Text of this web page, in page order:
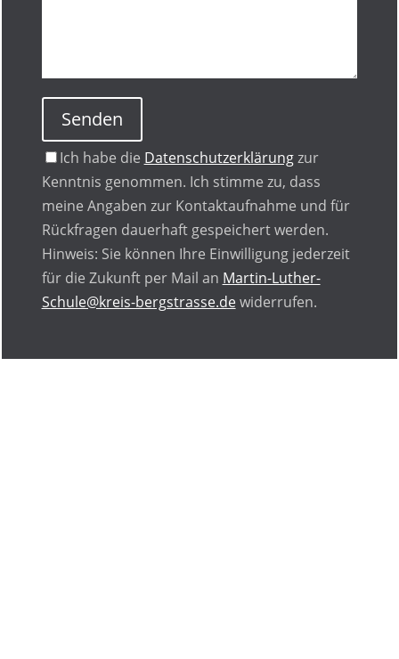
Senden
Ich habe die Datenschutzerklärungzur
Kenntnis genommen. Ich stimme zu, dass
meine Angaben zur Kontaktaufnahme und für
Rückfragen dauerhaft gespeichert werden.
Hinweis: Sie können Ihre Einwilligung jederzeit
für die Zukunft per Mail an Martin-Luther-
Schule@kreis-bergstrasse.dewiderrufen.